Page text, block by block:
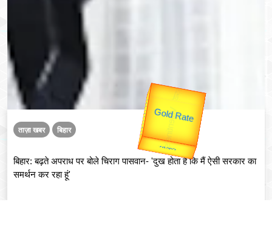
ताज़ा खबर बिहार
बिहार: बढ़ते अपराध पर बोले चिराग पासवान- 'दुख होता है कि मैं ऐसी सरकार का
समर्थन कर रहा हूं'
उप प्रधानमंत्री
Valentine's
उपराष्ट्रपति
यात्रा
Gold Rate unTV Special